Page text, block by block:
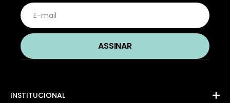
INSTITUCIONAL